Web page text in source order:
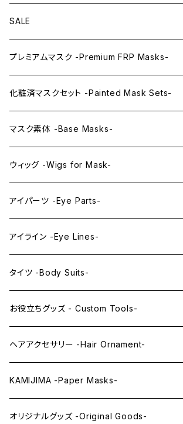
SALE
プレミアムマスク -Premium FRP Masks-
KAWAII PREMIUM Mask & Wig Sets
プレミアムマスク素体-Premium base masks-
プレミアムウィッグ -Premium Wigs-
プレミアムレンズアイ -Premium Lens eye-
化粧済マスクセット -Painted Mask Sets-
KAWAII EX series
KAWAII series
IDOL series
PRINCESS series
KAWAII Little series
マスク素体 -Base Masks-
アニメマスク -Anime Masks-
ドールマスク -Doll Masks-
ウィッグ -Wigs for Mask-
ロング -Long-
ミドル -Middle-
アイパーツ -Eye Parts-
レンズアイ -Lens Eyes-
レンズアイ
レンズアイEX
クリスタルアイ -Crystal Eyes-
アイライン -Eye Lines-
アイラインステッカー -Eye Line Stickers-
まゆ毛 -Eyebrows-
まつ毛 -Eyelash-
タイツ -Body Suits-
全身タイツ -Full Body Suits-
上半身タイツ -Upper Body Suits-
お役立ちグッズ - Custom Tools-
カスタム用品 -Custom Tools-
ウィッグメンテナンス -Wig Maintenance-
ヘアアクセサリー -Hair Ornament-
KAMIJIMA -Paper Masks-
ペーパーマスク -Paper Masks-
オリジナルグッズ -Original Goods-